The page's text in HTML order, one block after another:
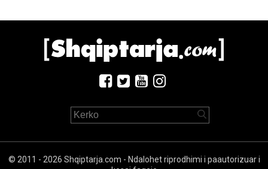
© 2011 - 2026 Shqiptarja.com - Ndalohet riprodhimi i paautorizuar i